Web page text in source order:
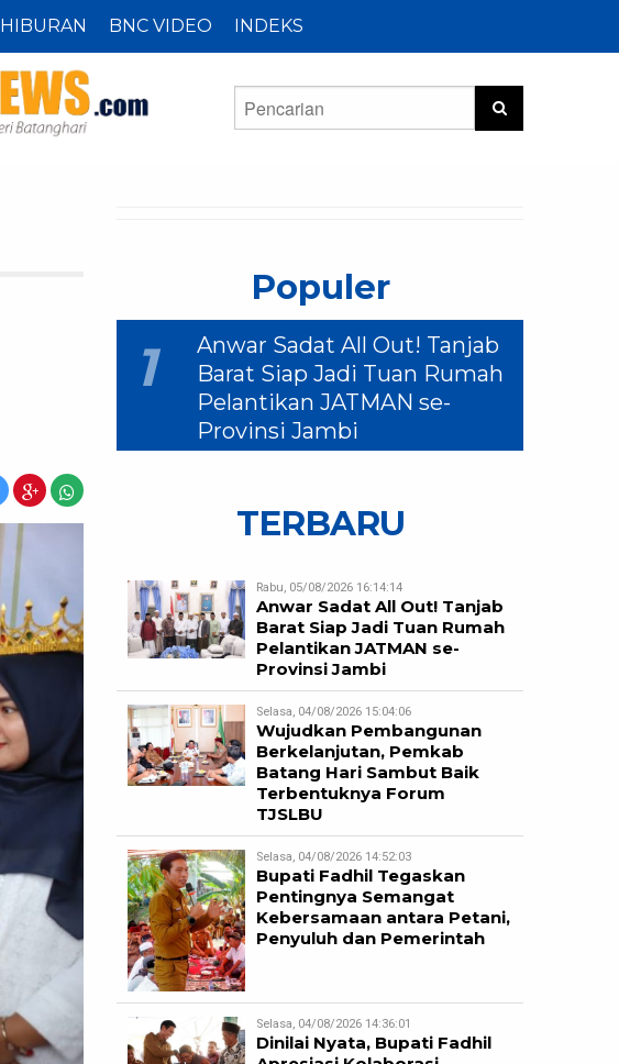
HIBURAN BNC VIDEO INDEKS
Populer
1
Anwar Sadat All Out! Tanjab
Barat Siap Jadi Tuan Rumah
Pelantikan JATMAN se-
Provinsi Jambi
TERBARU
Rabu, 05/08/2026 16:14:14
Anwar Sadat All Out! Tanjab
Barat Siap Jadi Tuan Rumah
Pelantikan JATMAN se-
Provinsi Jambi
Selasa, 04/08/2026 15:04:06
Wujudkan Pembangunan
Berkelanjutan, Pemkab
Batang Hari Sambut Baik
Terbentuknya Forum
TJSLBU
Selasa, 04/08/2026 14:52:03
Bupati Fadhil Tegaskan
Pentingnya Semangat
Kebersamaan antara Petani,
Penyuluh dan Pemerintah
Selasa, 04/08/2026 14:36:01
Dinilai Nyata, Bupati Fadhil